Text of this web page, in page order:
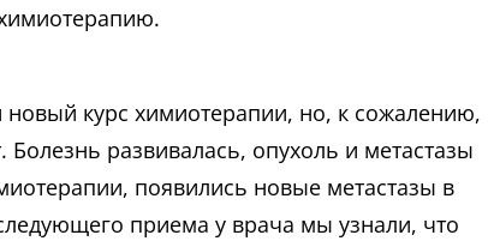
новый курс химиотерапии, но, к сожалению,
Болезнь развивалась, опухоль и метастазы
появились новые метастазы в
приема у врача мы узнали, что